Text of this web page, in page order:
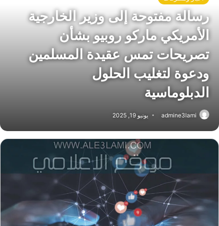
رسالة مفتوحة إلى وزير الخارجية
الأمريكي ماركو روبيو بشأن
تصريحات تمس عقيدة المسلمين
ودعوة لتغليب الحلول
الدبلوماسية
admine3lami يونيو 19, 2025